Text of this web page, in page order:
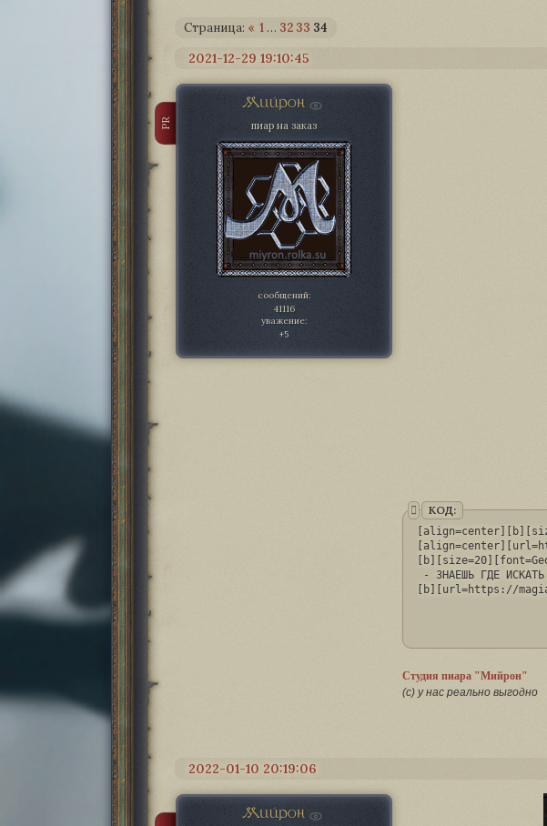
Страница: « 1 … 32 33 34
2021-12-29 19:10:45
Мийрон
PR пиар на заказ
сообщений:
41116
уважение:
+5
КОД:
- ЗНАЕШЬ ГДЕ
[b][url=https://
Студия пиара "Мийрон"
(с) у нас реально выгодно
2022-01-10 20:19:06
Мийрон